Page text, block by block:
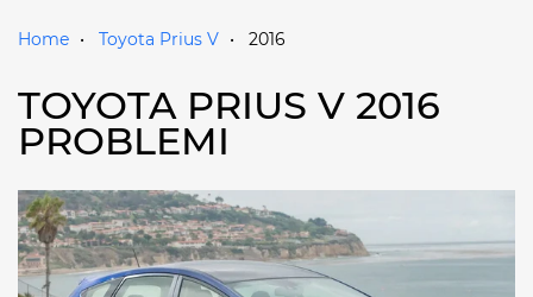
Home Toyota Prius V 2016
TOYOTA PRIUS V 2016
PROBLEMI